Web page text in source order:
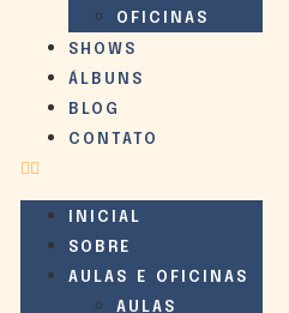
OFICINAS
SHOWS
ÁLBUNS
BLOG
CONTATO
INICIAL
SOBRE
AULAS E OFICINAS
AULAS